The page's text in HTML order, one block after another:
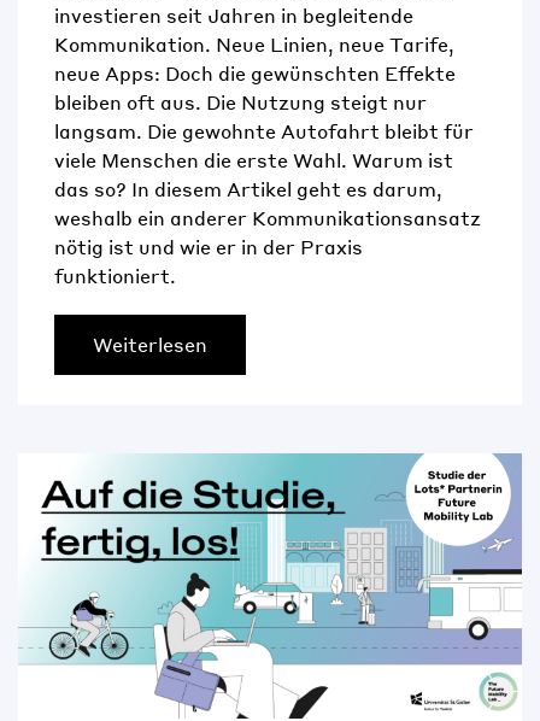
investieren seit Jahren in begleitende
Kommunikation. Neue Linien, neue Tarife,
neue Apps: Doch die gewünschten Effekte
bleiben oft aus. Die Nutzung steigt nur
langsam. Die gewohnte Autofahrt bleibt für
viele Menschen die erste Wahl. Warum ist
das so? In diesem Artikel geht es darum,
weshalb ein anderer Kommunikationsansatz
nötig ist und wie er in der Praxis
funktioniert.
Weiterlesen